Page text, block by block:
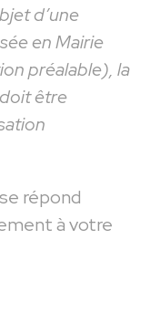
d’une
en Mairie
préalable), la
être
répond
à votre